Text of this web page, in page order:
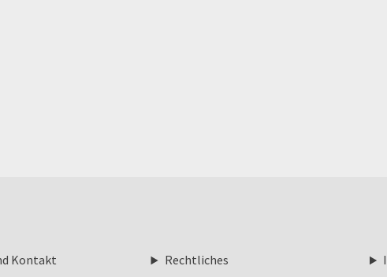
Kontakt Rechtliches